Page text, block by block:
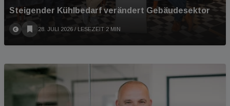
Steigender Kühlbedarf verändert Gebäudesektor
28. JULI 2026 / LESEZEIT 2 MIN